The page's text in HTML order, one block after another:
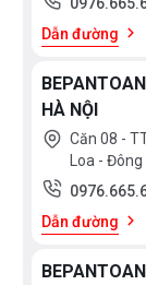
Dẫn đường
HÀ NỘI
Căn 08 -
Loa -
Dẫn đường